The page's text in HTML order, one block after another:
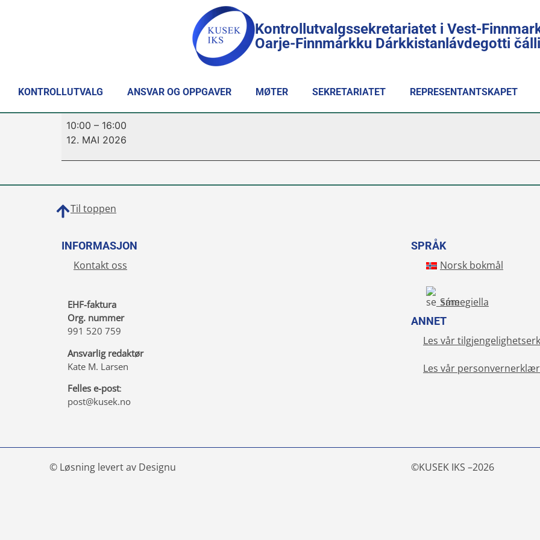
Kontrollutvalgssekretariatet i Vest-
Oarje-Finnmárkku Dárkkistanlávdegotti
KONTROLLUTVALG ANSVAR OG OPPGAVER MØTER SEKRETARIATET REPRESENTANTSKAPET
10:00 – 16:00
12. MAI 2026
Til toppen
INFORMASJON
Kontakt oss
EHF-faktura
Org. nummer
991 520 759
Ansvarlig redaktør
Kate M. Larsen
Felles e-post:
post@kusek.no
SPRÅK
Norsk bokmål
Sámegiella
ANNET
Les vår
Les vår
© Løsning levert av Designu ©KUSEK IKS –2026